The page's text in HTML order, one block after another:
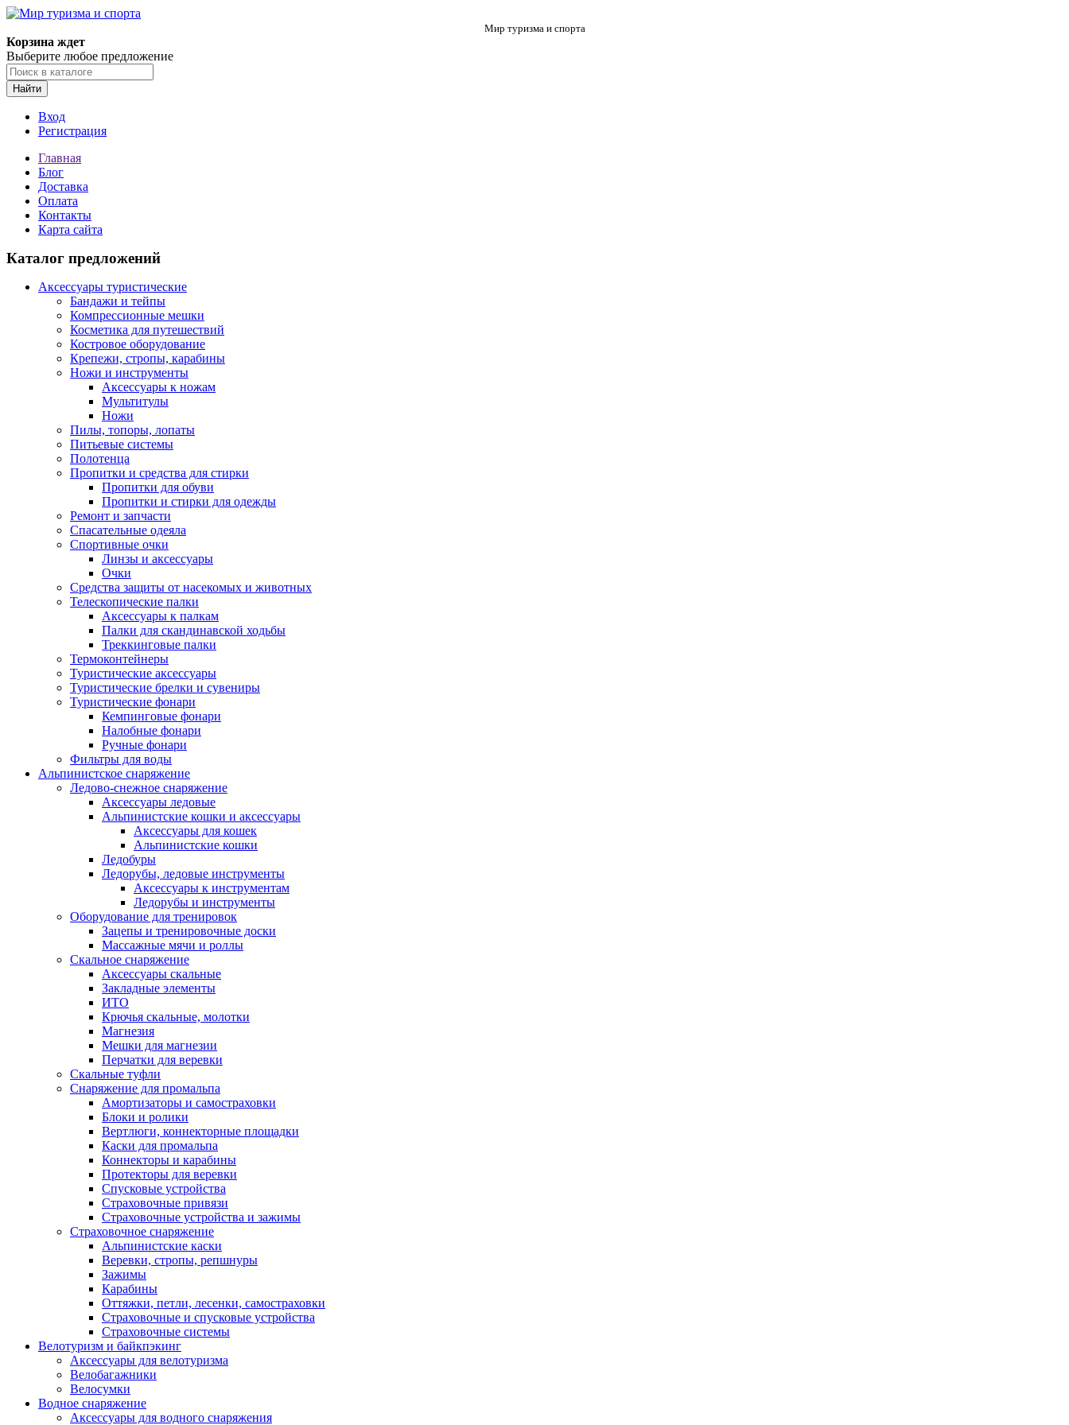
Мир туризма и спорта
Корзина ждет
Выберите любое предложение
Найти
Вход
Регистрация
Главная
Блог
Доставка
Оплата
Контакты
Карта сайта
Каталог предложений
Аксессуары туристические
Бандажи и тейпы
Компрессионные мешки
Косметика для путешествий
Костровое оборудование
Крепежи, стропы, карабины
Ножи и инструменты
Аксессуары к ножам
Мультитулы
Ножи
Пилы, топоры, лопаты
Питьевые системы
Полотенца
Пропитки и средства для стирки
Пропитки для обуви
Пропитки и стирки для одежды
Ремонт и запчасти
Спасательные одеяла
Спортивные очки
Линзы и аксессуары
Очки
Средства защиты от насекомых и животных
Телескопические палки
Аксессуары к палкам
Палки для скандинавской ходьбы
Треккинговые палки
Термоконтейнеры
Туристические аксессуары
Туристические брелки и сувениры
Туристические фонари
Кемпинговые фонари
Налобные фонари
Ручные фонари
Фильтры для воды
Альпинистское снаряжение
Ледово-снежное снаряжение
Аксессуары ледовые
Альпинистские кошки и аксессуары
Аксессуары для кошек
Альпинистские кошки
Ледобуры
Ледорубы, ледовые инструменты
Аксессуары к инструментам
Ледорубы и инструменты
Оборудование для тренировок
Зацепы и тренировочные доски
Массажные мячи и роллы
Скальное снаряжение
Аксессуары скальные
Закладные элементы
ИТО
Крючья скальные, молотки
Магнезия
Мешки для магнезии
Перчатки для веревки
Скальные туфли
Снаряжение для промальпа
Амортизаторы и самостраховки
Блоки и ролики
Вертлюги, коннекторные площадки
Каски для промальпа
Коннекторы и карабины
Протекторы для веревки
Спусковые устройства
Страховочные привязи
Страховочные устройства и зажимы
Страховочное снаряжение
Альпинистские каски
Веревки, стропы, репшнуры
Зажимы
Карабины
Оттяжки, петли, лесенки, самостраховки
Страховочные и спусковые устройства
Страховочные системы
Велотуризм и байкпэкинг
Аксессуары для велотуризма
Велобагажники
Велосумки
Водное снаряжение
Аксессуары для водного снаряжения